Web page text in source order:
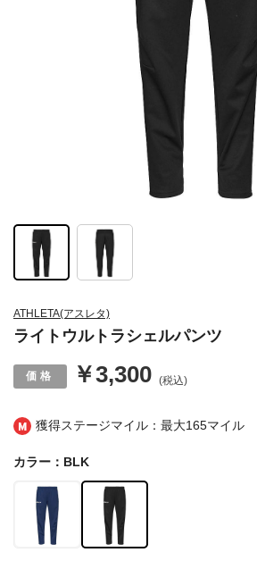
獲得ステージマイル：最大165マイル
ATHLETA(アスレタ)
ライトウルトラシェルパンツ
￥3,300 (税込)
カラー：BLK